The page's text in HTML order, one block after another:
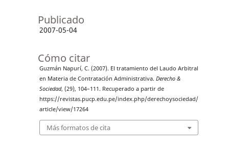
Publicado
2007-05-04
Cómo citar
Guzmán Napurí, C. (2007). El tratamiento del Laudo Arbitral
en Materia de Contratación Administrativa. Derecho &
Sociedad, (29), 104–111. Recuperado a partir de
https://revistas.pucp.edu.pe/index.php/derechoysociedad/
article/view/17264
Más formatos de cita